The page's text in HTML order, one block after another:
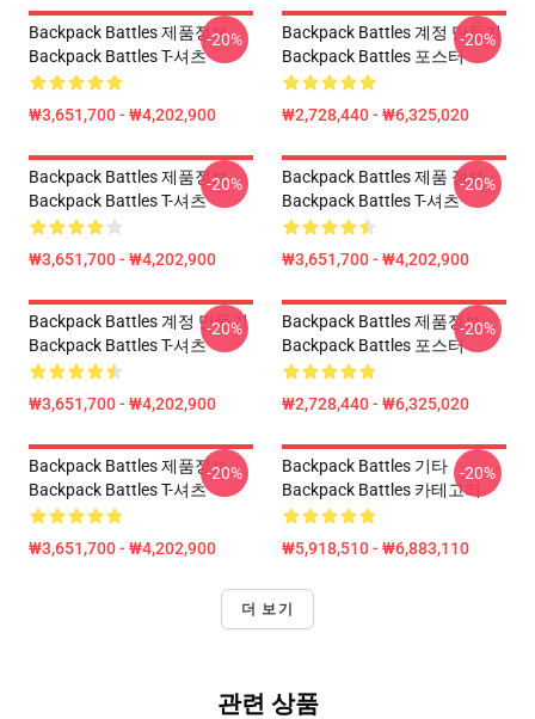
Backpack Battles 제품정보
Backpack Battles T-셔츠
₩3,651,700 - ₩4,202,900
-20%
Backpack Battles 계정 만들기
Backpack Battles 포스터
₩2,728,440 - ₩6,325,020
-20%
Backpack Battles 제품정보
Backpack Battles T-셔츠
₩3,651,700 - ₩4,202,900
-20%
Backpack Battles 제품 정보
Backpack Battles T-셔츠
₩3,651,700 - ₩4,202,900
-20%
Backpack Battles 계정 만들기
Backpack Battles T-셔츠
₩3,651,700 - ₩4,202,900
-20%
Backpack Battles 제품정보
Backpack Battles 포스터
₩2,728,440 - ₩6,325,020
-20%
Backpack Battles 제품정보
Backpack Battles T-셔츠
₩3,651,700 - ₩4,202,900
-20%
Backpack Battles 기타
Backpack Battles 카테고리
₩5,918,510 - ₩6,883,110
-20%
더 보기
관련 상품